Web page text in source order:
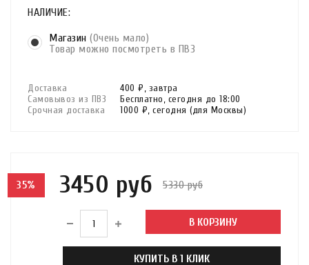
НАЛИЧИЕ:
Магазин (Очень мало)
Товар можно посмотреть в ПВЗ
Доставка 400 ₽, завтра
Самовывоз из ПВЗ
Бесплатно, сегодня до 18:00
Срочная доставка
1000 ₽, сегодня (для Москвы)
35% 3450 руб 5330 руб
В КОРЗИНУ
КУПИТЬ В 1 КЛИК